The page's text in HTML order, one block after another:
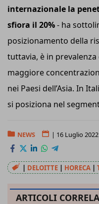
internazionale la
sfiora il 20%- ha
posizionamento della
tuttavia, è in prevalenza
maggiore
nei Paesi dell’Asia. In
si posiziona nel
NEWS | 16 Luglio 2022
| DELOITTE | HORECA |
ARTICOLI